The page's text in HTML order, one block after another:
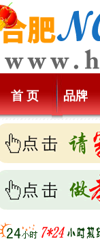
首 页 品牌